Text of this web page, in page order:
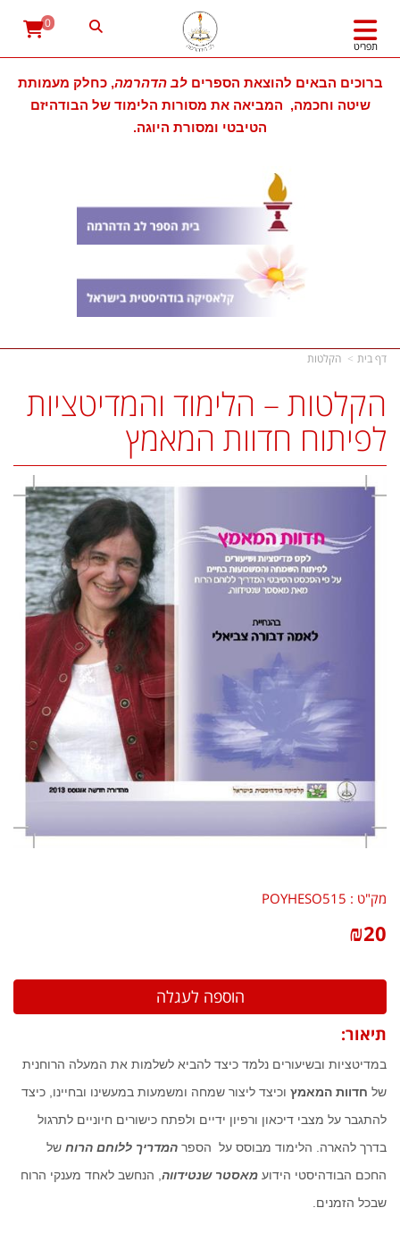
ברוכים הבאים להוצאת הספריםלב הדהרמה, כחלק מעמותת
שיטה וחכמה, המביאה את מסורות הלימוד של הבודהיזם
הטיבטי ומסורת היוגה.
תפריט
0
דף בית הקלטות
הקלטות – הלימוד והמדיטציות
לפיתוח חדוות המאמץ
מק"ט : POYHESO515
₪20
תיאור:
במדיטציות ובשיעורים נלמד כיצד להביא לשלמות את המעלה הרוחנית
של חדוות המאמץ וכיצד ליצור שמחה ומשמעות במעשינו ובחיינו, כיצד
להתגבר על מצבי דיכאון ורפיון ידיים ולפתח כישורים חיוניים לתרגול
בדרך להארה. הלימוד מבוסס על הספר המדריך ללוחם הרוח של
החכם הבודהיסטי הידוע מאסטר שנטידווה , הנחשב לאחד מענקי הרוח
שבכל הזמנים.